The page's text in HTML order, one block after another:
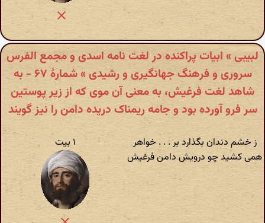
لبیبی » ابیات پراکنده در لغت نامه اسدی و مجمع الفرس
سروری و فرهنگ جهانگیری و رشیدی » شمارهٔ ۶۷ - به
شاهد لغت فرغیش، به معنی آن موی که از زیر پوستین
سر فرو آورده بود و جامه ریمناک دریده دامن را نیز گویند
ز خشم دندان بگذارد بر . . . خواهر
همی کشید چو درویش دامن فرغیش
۱ بیت